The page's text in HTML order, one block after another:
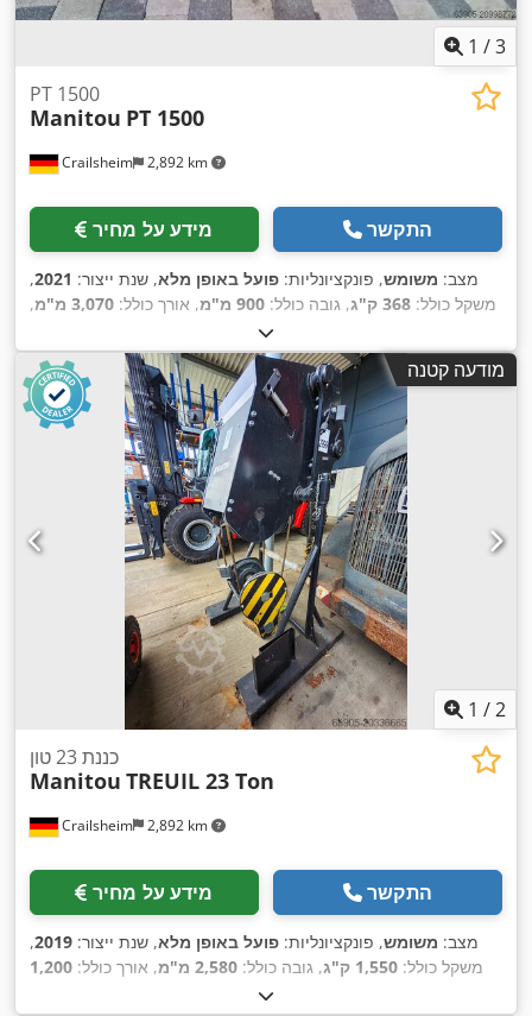
1 /3
Crailsheim 2,892 km
PT 1500
Manitou PT 1500
מידע על מחיר התקשר
מצב: משומש, פונקציונליות: פועל באופן מלא, שנת ייצור: 2021
,
משקל כולל: 368 ק"ג , גובה כולל: 900 מ"מ , אורך כולל: 3,070 מ"מ
,
820 מ"מ
מודעה קטנה
1 /2
Crailsheim 2,892 km
כננת 23 טון
Manitou TREUIL 23 Ton
מידע על מחיר התקשר
מצב: משומש, פונקציונליות: פועל באופן מלא, שנת ייצור: 2019
,
משקל כולל: 1,550 ק"ג , גובה כולל: 2,580 מ"מ , אורך כולל: 1,200
1,240 מ"מ